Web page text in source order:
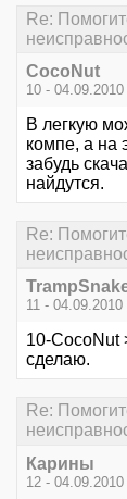
Re:
CocoNut
10 -
В легкую
компе, а на
забудь
найдутся.
Re:
11 - 04.09.2010
10-CocoNut
сделаю.
Re:
Карины
12 - 04.09.2010